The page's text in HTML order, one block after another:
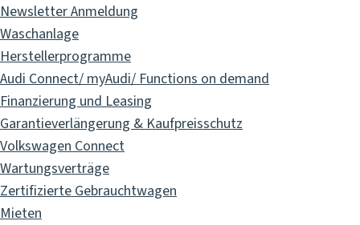
Newsletter Anmeldung
Waschanlage
Herstellerprogramme
Audi Connect/ myAudi/ Functions on demand
Finanzierung und Leasing
Garantieverlängerung & Kaufpreisschutz
Volkswagen Connect
Wartungsverträge
Zertifizierte Gebrauchtwagen
Mieten